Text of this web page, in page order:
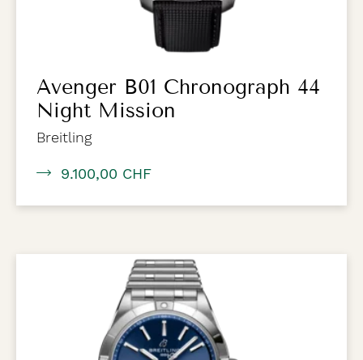
Avenger B01 Chronograph 44
Night Mission
Breitling
9.100,00 CHF